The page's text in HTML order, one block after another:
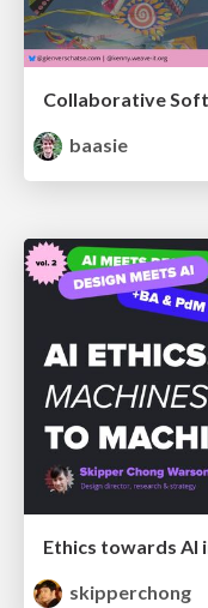
baasie
skipperchong